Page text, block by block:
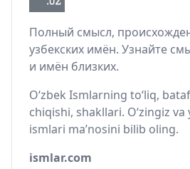
Полный смысл,
узбекских имён. Узнайте
и имён близких.
O‘zbek Ismlarning to‘liq,
chiqishi, shakllari. O‘zingiz
ismlari ma’nosini bilib oling.
ismlar.com